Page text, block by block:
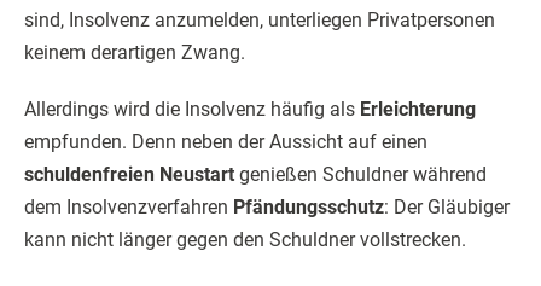
sind, Insolvenz anzumelden, unterliegen Privatpersonen
keinem derartigen Zwang.
Allerdings wird die Insolvenz häufig als Erleichterung
empfunden. Denn neben der Aussicht auf einen
schuldenfreien Neustart genießen Schuldner während
dem Insolvenzverfahren Pfändungsschutz: Der Gläubiger
kann nicht länger gegen den Schuldner vollstrecken.